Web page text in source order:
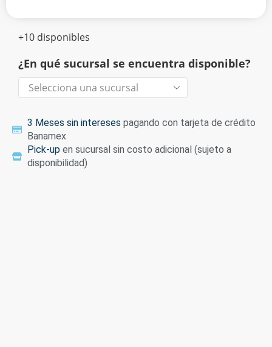
+10 disponibles
¿En qué sucursal se encuentra disponible?
3 Meses sin intereses pagando con tarjeta de crédito
Banamex
Pick-up en sucursal sin costo adicional (sujeto a
disponibilidad)